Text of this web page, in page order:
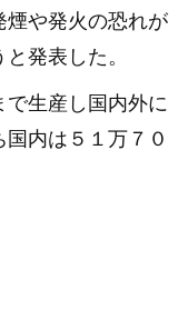
煙や発火の恐れが
発表した。
で生産し国内外に
内は５１万７０